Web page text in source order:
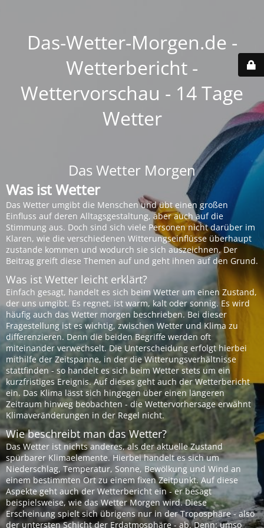
Das-Wetter-Morgen.de -
Wetterbericht -
Wettervorschau - 14 Tage
Wetter
Das Wetter Morgen
Was ist Wetter
Das Wetter umgibt die Menschen und übt einen großen
Einfluss auf deren Alltagsgestaltung, aber auch auf die
Stimmung aus. Doch sind sich viele Personen nicht darüber im
Klaren, wie die verschiedenen Witterungseinflüsse überhaupt
zustande kommen und wodurch sie sich auszeichnen. Der
Beitrag greift diese Themen auf und geht ihnen auf den Grund.
Was ist Wetter leicht erklärt?
Einfach gesagt, handelt es sich beim Wetter um einen Zustand,
der uns umgibt. Es regnet, ist warm, kalt oder sonnig. Es wird
häufig auch das Wetter morgen beschrieben. Bei dieser
Fragestellung ist es wichtig, zwischen Wetter und Klima zu
differenzieren. Denn die beiden Begriffe werden oft
miteinander verwechselt. Die Unterscheidung erfolgt hierbei
mithilfe der Zeitspanne, in der die Witterungsverhältnisse
stattfinden - so handelt es sich beim Wetter stets um ein
kurzfristiges Ereignis. Auf dieses geht auch der Wetterbericht
ein. Das Klima lässt sich hingegen über einen längeren
Zeitraum hinweg beobachten - die Wettervorhersage erwähnt
Klimaveränderungen in der Regel nicht.
Wie beschreibt man das Wetter?
Das Wetter ist nichts anderes, als der aktuelle Zustand
spürbarer Klimaelemente. Hierbei handelt es sich um
Niederschlag, Temperatur, Sonne, Bewölkung und Wind an
einem bestimmten Ort zu einem fixen Zeitpunkt. Auf diese
Aspekte geht auch der Wetterbericht ein - er besagt
beispielsweise, wie das Wetter Morgen wird. Diese
Erscheinung spielt sich übrigens nur in der Troposphäre - also
der untersten Schicht der Erdatmosphäre - ab. Denn: umso